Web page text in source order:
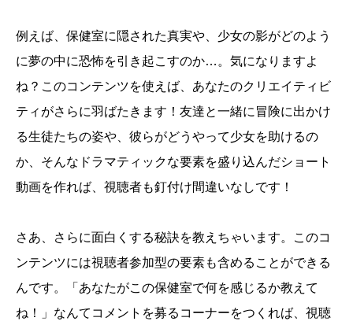
例えば、保健室に隠された真実や、少女の影がどのよう
に夢の中に恐怖を引き起こすのか…。気になりますよ
ね？このコンテンツを使えば、あなたのクリエイティビ
ティがさらに羽ばたきます！友達と一緒に冒険に出かけ
る生徒たちの姿や、彼らがどうやって少女を助けるの
か、そんなドラマティックな要素を盛り込んだショート
動画を作れば、視聴者も釘付け間違いなしです！
さあ、さらに面白くする秘訣を教えちゃいます。このコ
ンテンツには視聴者参加型の要素も含めることができる
んです。「あなたがこの保健室で何を感じるか教えて
ね！」なんてコメントを募るコーナーをつくれば、視聴